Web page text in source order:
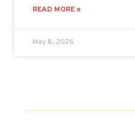
READ MORE »
May 8, 2026